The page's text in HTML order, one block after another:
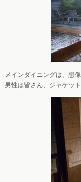
メインダイニングは、想
男性は皆さん、ジャケッ